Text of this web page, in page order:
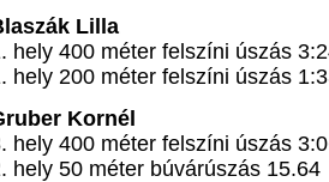
Lilla
hely 400 méter felszíni úszás
hely 200 méter felszíni úszás
Kornél
hely 400 méter felszíni úszás
hely 50 méter búvárúszás 15.64